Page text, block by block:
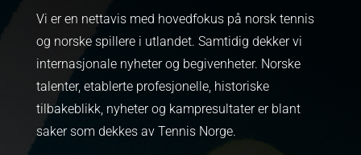
Vi er en nettavis med hovedfokus på norsk tennis
og norske spillere i utlandet. Samtidig dekker vi
internasjonale nyheter og begivenheter. Norske
talenter, etablerte profesjonelle, historiske
tilbakeblikk, nyheter og kampresultater er blant
saker som dekkes av Tennis Norge.